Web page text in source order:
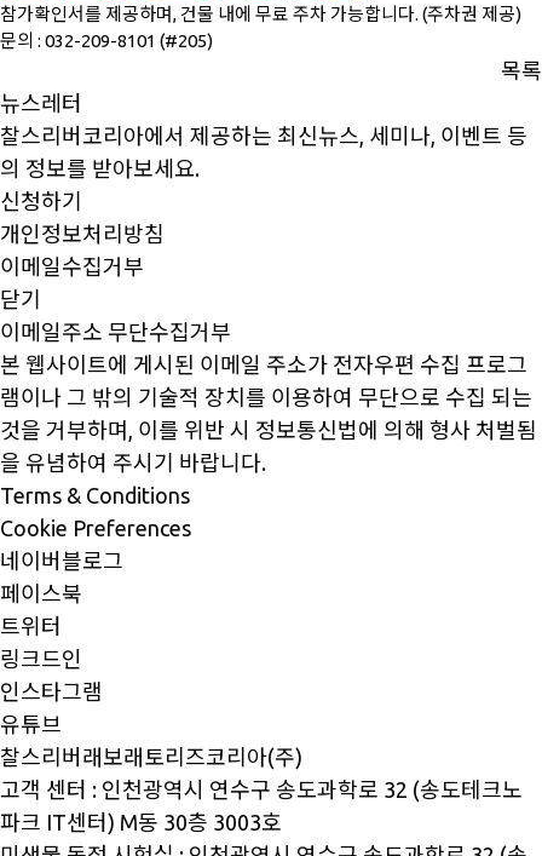
참가확인서를 제공하며, 건물 내에 무료 주차 가능합니다. (주차권 제공)
문의 : 032-209-8101 (#205)
목록
뉴스레터
찰스리버코리아에서 제공하는 최신뉴스, 세미나, 이벤트 등
의 정보를 받아보세요.
신청하기
개인정보처리방침
이메일수집거부
닫기
이메일주소 무단수집거부
본 웹사이트에 게시된 이메일 주소가 전자우편 수집 프로그
램이나 그 밖의 기술적 장치를 이용하여 무단으로 수집 되는
것을 거부하며, 이를 위반 시 정보통신법에 의해 형사 처벌됨
을 유념하여 주시기 바랍니다.
Terms & Conditions
Cookie Preferences
네이버블로그
페이스북
트위터
링크드인
인스타그램
유튜브
찰스리버래보래토리즈코리아(주)
고객 센터 : 인천광역시 연수구 송도과학로 32 (송도테크노
파크 IT센터) M동 30층 3003호